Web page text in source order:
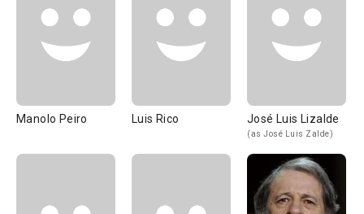
Manolo Peiro Luis Rico José Luis Lizalde
(as José Luis Zalde)